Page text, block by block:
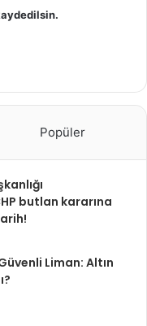
Popüler
butlan kararına
Liman: Altın